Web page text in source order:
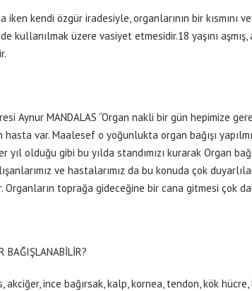
iken kendi özgür iradesiyle, organlarının bir kısmını
kullanılmak üzere vasiyet etmesidir.18 yaşını
Aynur MANDALAS “Organ nakli bir gün hepimize
var. Maalesef o yoğunlukta organ bağışı
yıl olduğu gibi bu yılda standımızı kurarak Organ
ve hastalarımız da bu konuda çok
toprağa gideceğine bir cana gitmesi çok
BAĞIŞLANABİLİR?
akciğer, ince bağırsak, kalp, kornea, tendon, kök